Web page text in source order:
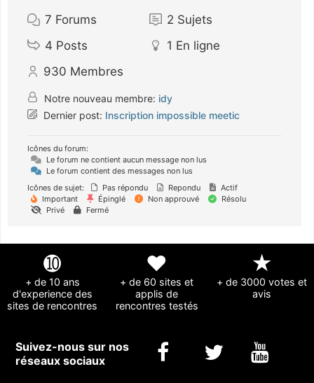
7 Forums 2 Sujets
4 Posts 1 En ligne
930 Membres
Notre nouveau membre: idy
Dernier post: Inscription impossible meetic
Icônes du forum:
Le forum ne contient aucun message non lus
Le forum contient des messages non lus
Icônes de sujet:
Pas répondu Repondu
Actif
Important
Épinglé Non approuvé
Résolu
Privé
Fermé
➓
+ de 10 ans
d'experience des
sites de rencontres
❤
+ de 60 sites et
applis de
rencontres testés
★
+ de 3000 votes et
avis
Suivez-nous sur nos
réseaux sociaux